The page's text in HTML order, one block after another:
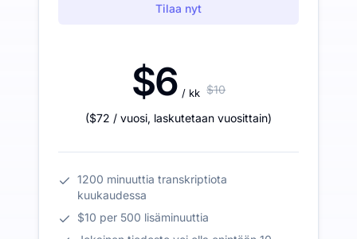
Tilaa nyt
$6 / kk $10
($72 / vuosi, laskutetaan vuosittain)
1200 minuuttia transkriptiota
kuukaudessa
$10 per 500 lisäminuuttia